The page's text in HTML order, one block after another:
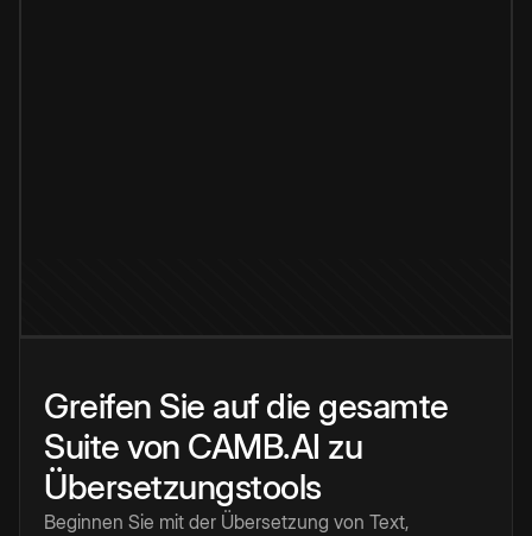
Greifen Sie auf die gesamte
Suite von CAMB.AI zu
Übersetzungstools
Beginnen Sie mit der Übersetzung von Text,